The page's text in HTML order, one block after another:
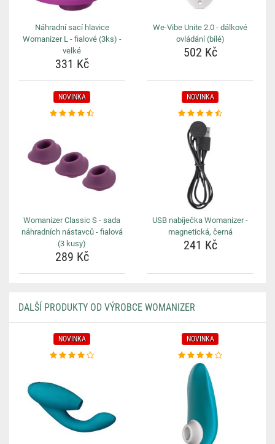
Náhradní sací hlavice
Womanizer L - fialové (3ks) -
velké
331 Kč
We-Vibe Unite 2.0 - dálkové
ovládání (bílé)
502 Kč
NOVINKA
Womanizer Classic S - sada
náhradních nástavců - fialová
(3 kusy)
289 Kč
NOVINKA
USB nabíječka Womanizer -
magnetická, černá
241 Kč
DALŠÍ PRODUKTY OD VÝROBCE WOMANIZER
NOVINKA NOVINKA